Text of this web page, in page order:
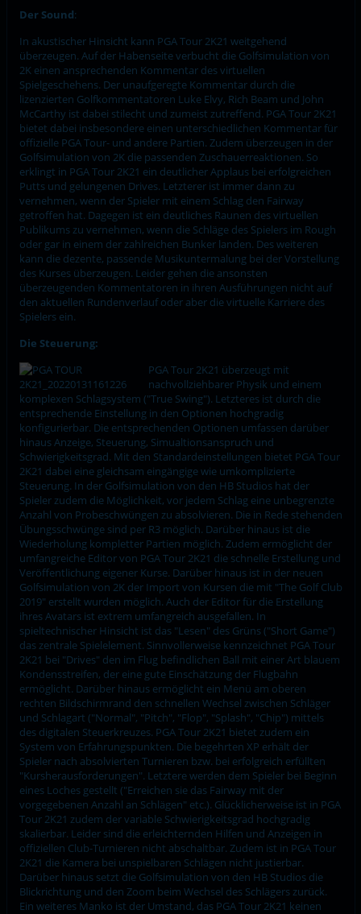
Der Sound:
In akustischer Hinsicht kann PGA Tour 2K21 weitgehend
überzeugen. Auf der Habenseite verbucht die Golfsimulation von
2K einen ansprechenden Kommentar des virtuellen
Spielgeschehens. Der unaufgeregte Kommentar durch die
lizenzierten Golfkommentatoren Luke Elvy, Rich Beam und John
McCarthy ist dabei stilecht und zumeist zutreffend. PGA Tour 2K21
bietet dabei insbesondere einen unterschiedlichen Kommentar für
offizielle PGA Tour- und andere Partien. Zudem überzeugen in der
Golfsimulation von 2K die passenden Zuschauerreaktionen. So
erklingt in PGA Tour 2K21 ein deutlicher Applaus bei erfolgreichen
Putts und gelungenen Drives. Letzterer ist immer dann zu
vernehmen, wenn der Spieler mit einem Schlag den Fairway
getroffen hat. Dagegen ist ein deutliches Raunen des virtuellen
Publikums zu vernehmen, wenn die Schläge des Spielers im Rough
oder gar in einem der zahlreichen Bunker landen. Des weiteren
kann die dezente, passende Musikuntermalung bei der Vorstellung
des Kurses überzeugen. Leider gehen die ansonsten
überzeugenden Kommentatoren in ihren Ausführungen nicht auf
den aktuellen Rundenverlauf oder aber die virtuelle Karriere des
Spielers ein.
Die Steuerung:
PGA Tour 2K21 überzeugt mit
nachvollziehbarer Physik und einem
komplexen Schlagsystem ("True Swing"). Letzteres ist durch die
entsprechende Einstellung in den Optionen hochgradig
konfigurierbar. Die entsprechenden Optionen umfassen darüber
hinaus Anzeige, Steuerung, Simualtionsanspruch und
Schwierigkeitsgrad. Mit den Standardeinstellungen bietet PGA Tour
2K21 dabei eine gleichsam eingängige wie umkomplizierte
Steuerung. In der Golfsimulation von den HB Studios hat der
Spieler zudem die Möglichkeit, vor jedem Schlag eine unbegrenzte
Anzahl von Probeschwüngen zu absolvieren. Die in Rede stehenden
Übungsschwünge sind per R3 möglich. Darüber hinaus ist die
Wiederholung kompletter Partien möglich. Zudem ermöglicht der
umfangreiche Editor von PGA Tour 2K21 die schnelle Erstellung und
Veröffentlichung eigener Kurse. Darüber hinaus ist in der neuen
Golfsimulation von 2K der Import von Kursen die mit "The Golf Club
2019" erstellt wurden möglich. Auch der Editor für die Erstellung
ihres Avatars ist extrem umfangreich ausgefallen. In
spieltechnischer Hinsicht ist das "Lesen" des Grüns ("Short Game")
das zentrale Spielelement. Sinnvollerweise kennzeichnet PGA Tour
2K21 bei "Drives" den im Flug befindlichen Ball mit einer Art blauem
Kondensstreifen, der eine gute Einschätzung der Flugbahn
ermöglicht. Darüber hinaus ermöglicht ein Menü am oberen
rechten Bildschirmrand den schnellen Wechsel zwischen Schläger
und Schlagart ("Normal", "Pitch", "Flop", "Splash", "Chip") mittels
des digitalen Steuerkreuzes. PGA Tour 2K21 bietet zudem ein
System von Erfahrungspunkten. Die begehrten XP erhält der
Spieler nach absolvierten Turnieren bzw. bei erfolgreich erfüllten
"Kursherausforderungen". Letztere werden dem Spieler bei Beginn
eines Loches gestellt ("Erreichen sie das Fairway mit der
vorgegebenen Anzahl an Schlägen" etc.). Glücklicherweise ist in PGA
Tour 2K21 zudem der variable Schwierigkeitsgrad hochgradig
skalierbar. Leider sind die erleichternden Hilfen und Anzeigen in
offiziellen Club-Turnieren nicht abschaltbar. Zudem ist in PGA Tour
2K21 die Kamera bei unspielbaren Schlägen nicht justierbar.
Darüber hinaus setzt die Golfsimulation von den HB Studios die
Blickrichtung und den Zoom beim Wechsel des Schlägers zurück.
Ein weiteres Manko ist der Umstand, das PGA Tour 2K21 keinen